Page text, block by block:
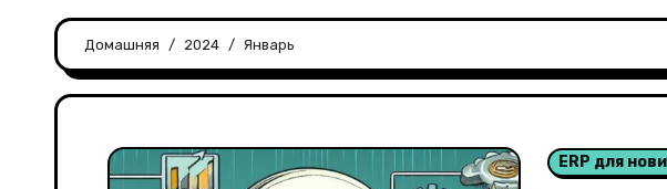
Домашняя 2024 Январь
ERP для